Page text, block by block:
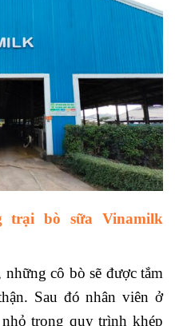
trại bò sữa Vinamilk
cô bò sẽ được tắm
Sau đó nhân viên ở
trong quy trình khép